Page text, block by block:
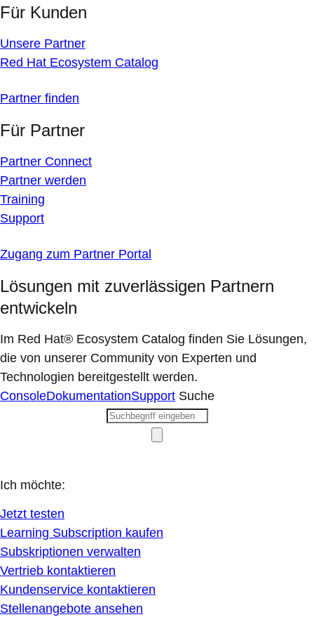
Für Kunden
Unsere Partner
Red Hat Ecosystem Catalog
Partner finden
Für Partner
Partner Connect
Partner werden
Training
Support
Zugang zum Partner Portal
Lösungen mit zuverlässigen Partnern
entwickeln
Im Red Hat® Ecosystem Catalog finden Sie Lösungen,
die von unserer Community von Experten und
Technologien bereitgestellt werden.
ConsoleDokumentationSupport Suche
Ich möchte:
Jetzt testen
Learning Subscription kaufen
Subskriptionen verwalten
Vertrieb kontaktieren
Kundenservice kontaktieren
Stellenangebote ansehen